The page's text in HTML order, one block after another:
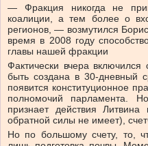
— Фракция никогда не
коалиции, а тем более о
регионов, — возмутился
время в 2008 году
главы нашей фракции
Фактически вчера
быть создана в 30-дневный
появится конституционное
полномочий парламента.
признает действия
обратной силы не имеет),
Но по большому счету, то,